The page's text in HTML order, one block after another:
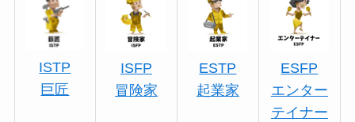
ISTP
巨匠
ISFP
冒険家
ESTP
起業家
ESFP
エンター
テイナー